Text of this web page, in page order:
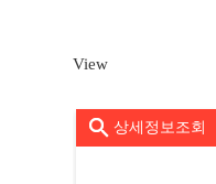
View
상세정보조회